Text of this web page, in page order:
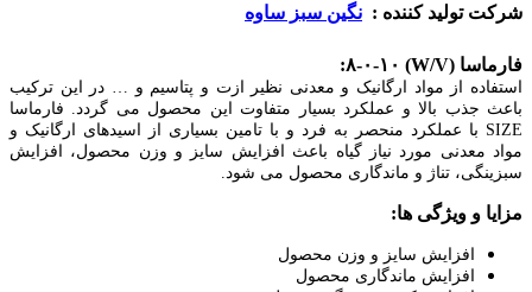
شرکت تولید کننده : نگین سبز ساوه
فارماسا (W/V) ۸-۰-۱۰:
استفاده از مواد ارگانیک و معدنی نظیر ازت و پتاسیم و … در این ترکیب
باعث جذب بالا و عملکرد بسیار متفاوت این محصول می گردد. فارماسا
SIZE با عملکرد منحصر به فرد و با تامین بسیاری از اسیدهای ارگانیک و
مواد معدنی مورد نیاز گیاه باعث افزایش سایز و وزن محصول، افزایش
سبزینگی، تناژ و ماندگاری محصول می شود.
مزایا و ویژگی ها:
افزایش سایز و وزن محصول
افزایش ماندگاری محصول